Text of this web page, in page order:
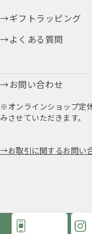
ギフトラッピング
よくある質問
お問い合わせ
※オンラインショップ定
みさせていただきます。
お取引に関するお問い